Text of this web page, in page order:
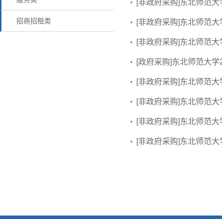
招商招租类
[非政府采购]东北师范
[非政府采购]东北师范
[非政府采购]东北师范
[政府采购]东北师范大
[非政府采购]东北师范
[非政府采购]东北师范
[非政府采购]东北师范
[非政府采购]东北师范